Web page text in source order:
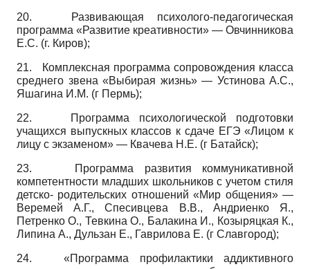
20.
Развивающая психолого-педагогическая
программа «Развитие креативности» — Овчинникова
Е.С. (г. Киров);
21.
Комплексная программа сопровождения класса
среднего звена «Выбирая жизнь» — Устинова А.С.,
Яшагина И.М. (г Пермь);
22.
Программа психологической подготовки
учащихся выпускных классов к сдаче ЕГЭ «Лицом к
лицу с экзаменом» — Квачева Н.Е. (г Батайск);
23.
Программа развития коммуникативной
компетентности младших школьников с учетом стиля
детско- родительских отношений «Мир общения» —
Веремей А.Г., Спесивцева В.В., Андриенко Я.,
Петренко О., Тевкина О., Балакина И., Козыряцкая К.,
Липина А., Дульзан Е., Гаврилова Е. (г Славгород);
24.«Программа профилактики аддиктивного